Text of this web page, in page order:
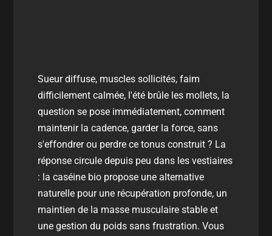
Sueur diffuse, muscles sollicités, faim
difficilement calmée, l'été brûle les mollets, la
question se pose immédiatement, comment
maintenir la cadence, garder la force, sans
s'effondrer ou perdre ce tonus construit ? La
réponse circule depuis peu dans les vestiaires
: la caséine bio propose une alternative
naturelle pour une récupération profonde, un
maintien de la masse musculaire stable et
une gestion du poids sans frustration. Vous